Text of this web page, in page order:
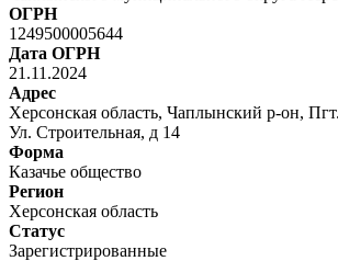
ОГРН
1249500005644
Дата ОГРН
21.11.2024
Адрес
Херсонская область, Чаплынский р-он,
Ул. Строительная, д 14
Форма
Казачье общество
Регион
Херсонская область
Статус
Зарегистрированные